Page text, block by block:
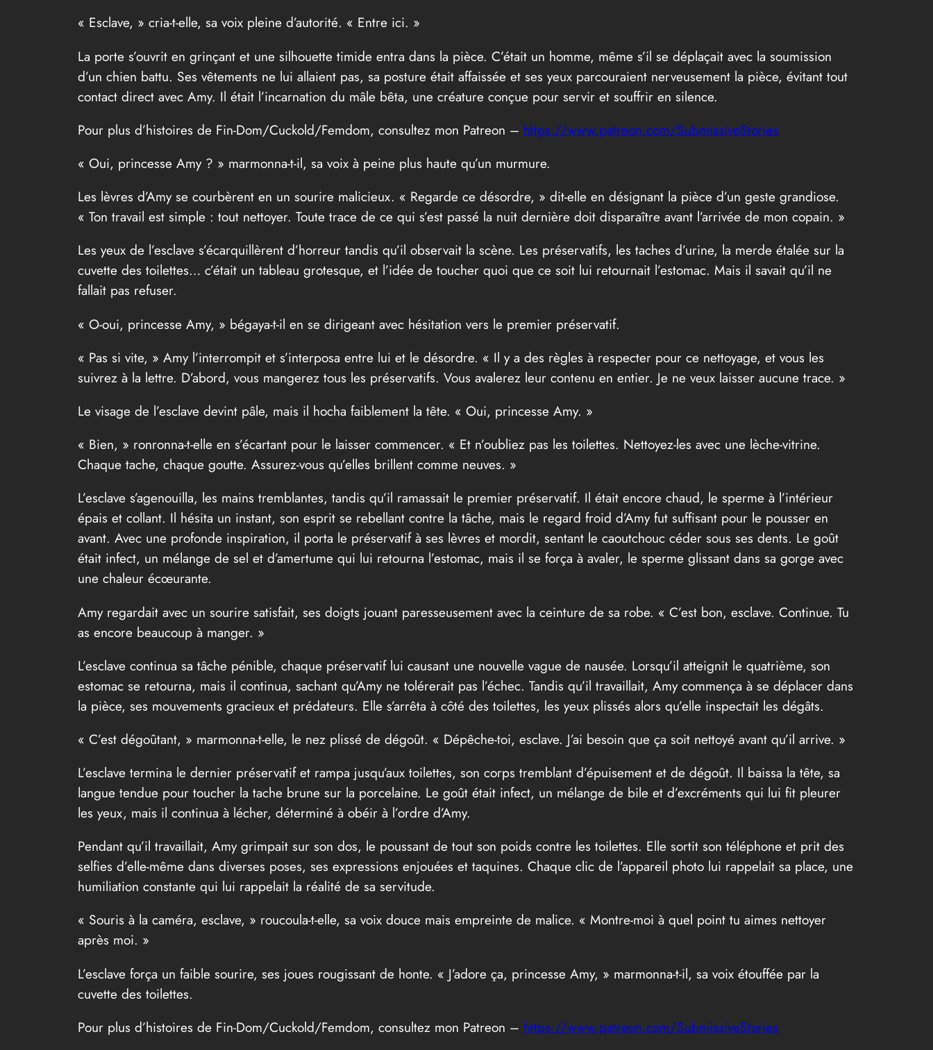
« Esclave, » cria-t-elle, sa voix pleine d’autorité. « Entre ici. »
La porte s’ouvrit en grinçant et une silhouette timide entra dans la pièce. C’était un homme, même s’il se déplaçait avec la soumission
d’un chien battu. Ses vêtements ne lui allaient pas, sa posture était affaissée et ses yeux parcouraient nerveusement la pièce, évitant tout
contact direct avec Amy. Il était l’incarnation du mâle bêta, une créature conçue pour servir et souffrir en silence.
Pour plus d’histoires de Fin-Dom/Cuckold/Femdom, consultez mon Patreon – https://www.patreon.com/SubmissiveStories
« Oui, princesse Amy ? » marmonna-t-il, sa voix à peine plus haute qu’un murmure.
Les lèvres d’Amy se courbèrent en un sourire malicieux. « Regarde ce désordre, » dit-elle en désignant la pièce d’un geste grandiose.
« Ton travail est simple : tout nettoyer. Toute trace de ce qui s’est passé la nuit dernière doit disparaître avant l’arrivée de mon copain. »
Les yeux de l’esclave s’écarquillèrent d’horreur tandis qu’il observait la scène. Les préservatifs, les taches d’urine, la merde étalée sur la
cuvette des toilettes… c’était un tableau grotesque, et l’idée de toucher quoi que ce soit lui retournait l’estomac. Mais il savait qu’il ne
fallait pas refuser.
« O-oui, princesse Amy, » bégaya-t-il en se dirigeant avec hésitation vers le premier préservatif.
« Pas si vite, » Amy l’interrompit et s’interposa entre lui et le désordre. « Il y a des règles à respecter pour ce nettoyage, et vous les
suivrez à la lettre. D’abord, vous mangerez tous les préservatifs. Vous avalerez leur contenu en entier. Je ne veux laisser aucune trace. »
Le visage de l’esclave devint pâle, mais il hocha faiblement la tête. « Oui, princesse Amy. »
« Bien, » ronronna-t-elle en s’écartant pour le laisser commencer. « Et n’oubliez pas les toilettes. Nettoyez-les avec une lèche-vitrine.
Chaque tache, chaque goutte. Assurez-vous qu’elles brillent comme neuves. »
L’esclave s’agenouilla, les mains tremblantes, tandis qu’il ramassait le premier préservatif. Il était encore chaud, le sperme à l’intérieur
épais et collant. Il hésita un instant, son esprit se rebellant contre la tâche, mais le regard froid d’Amy fut suffisant pour le pousser en
avant. Avec une profonde inspiration, il porta le préservatif à ses lèvres et mordit, sentant le caoutchouc céder sous ses dents. Le goût
était infect, un mélange de sel et d’amertume qui lui retourna l’estomac, mais il se força à avaler, le sperme glissant dans sa gorge avec
une chaleur écœurante.
Amy regardait avec un sourire satisfait, ses doigts jouant paresseusement avec la ceinture de sa robe. « C’est bon, esclave. Continue. Tu
as encore beaucoup à manger. »
L’esclave continua sa tâche pénible, chaque préservatif lui causant une nouvelle vague de nausée. Lorsqu’il atteignit le quatrième, son
estomac se retourna, mais il continua, sachant qu’Amy ne tolérerait pas l’échec. Tandis qu’il travaillait, Amy commença à se déplacer dans
la pièce, ses mouvements gracieux et prédateurs. Elle s’arrêta à côté des toilettes, les yeux plissés alors qu’elle inspectait les dégâts.
« C’est dégoûtant, » marmonna-t-elle, le nez plissé de dégoût. « Dépêche-toi, esclave. J’ai besoin que ça soit nettoyé avant qu’il arrive. »
L’esclave termina le dernier préservatif et rampa jusqu’aux toilettes, son corps tremblant d’épuisement et de dégoût. Il baissa la tête, sa
langue tendue pour toucher la tache brune sur la porcelaine. Le goût était infect, un mélange de bile et d’excréments qui lui fit pleurer
les yeux, mais il continua à lécher, déterminé à obéir à l’ordre d’Amy.
Pendant qu’il travaillait, Amy grimpait sur son dos, le poussant de tout son poids contre les toilettes. Elle sortit son téléphone et prit des
selfies d’elle-même dans diverses poses, ses expressions enjouées et taquines. Chaque clic de l’appareil photo lui rappelait sa place, une
humiliation constante qui lui rappelait la réalité de sa servitude.
« Souris à la caméra, esclave, » roucoula-t-elle, sa voix douce mais empreinte de malice. « Montre-moi à quel point tu aimes nettoyer
après moi. »
L’esclave força un faible sourire, ses joues rougissant de honte. « J’adore ça, princesse Amy, » marmonna-t-il, sa voix étouffée par la
cuvette des toilettes.
Pour plus d’histoires de Fin-Dom/Cuckold/Femdom, consultez mon Patreon – https://www.patreon.com/SubmissiveStories